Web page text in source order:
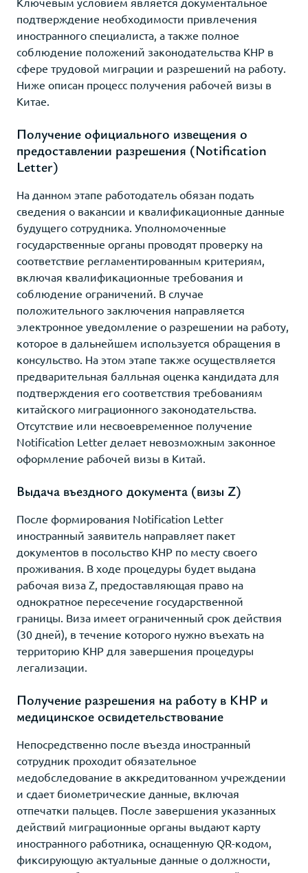
подтверждение необходимости привлечения
иностранного специалиста, а также полное
соблюдение положений законодательства КНР в
сфере трудовой миграции и разрешений на работу.
Ниже описан процесс получения рабочей визы в
Китае.
Получение официального извещения о
предоставлении разрешения (Notification
Letter)
На данном этапе работодатель обязан подать
сведения о вакансии и квалификационные данные
будущего сотрудника. Уполномоченные
государственные органы проводят проверку на
соответствие регламентированным критериям,
включая квалификационные требования и
соблюдение ограничений. В случае
положительного заключения направляется
электронное уведомление о разрешении на работу,
которое в дальнейшем используется обращения в
консульство. На этом этапе также осуществляется
предварительная балльная оценка кандидата для
подтверждения его соответствия требованиям
китайского миграционного законодательства.
Отсутствие или несвоевременное получение
Notification Letter делает невозможным законное
оформление рабочей визы в Китай.
Выдача въездного документа (визы Z)
После формирования Notification Letter
иностранный заявитель направляет пакет
документов в посольство КНР по месту своего
проживания. В ходе процедуры будет выдана
рабочая виза Z, предоставляющая право на
однократное пересечение государственной
границы. Виза имеет ограниченный срок действия
(30 дней), в течение которого нужно въехать на
территорию КНР для завершения процедуры
легализации.
Получение разрешения на работу в КНР и
медицинское освидетельствование
Непосредственно после въезда иностранный
сотрудник проходит обязательное
медобследование в аккредитованном учреждении
и сдает биометрические данные, включая
отпечатки пальцев. После завершения указанных
действий миграционные органы выдают карту
иностранного работника, оснащенную QR-кодом,
фиксирующую актуальные данные о должности,